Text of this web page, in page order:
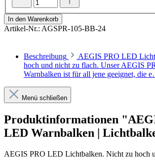
In den Warenkorb
Artikel-Nr.: AGSPR-105-BB-24
Beschreibung
AEGIS PRO LED
hoch und nicht zu flach. Unser AEGIS
Warnbalken ist für all jene geeignet, die
Menü schließen
Produktinformationen
LED Warnbalken |
AEGIS PRO LED Lichtbalken. Nicht zu hoch